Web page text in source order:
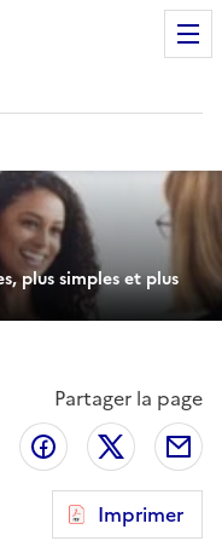
plus simples et plus
Partager la page
Partager sur
Imprimer